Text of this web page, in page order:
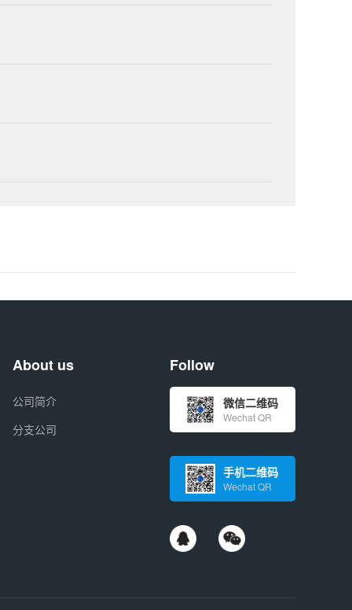
About us
公司简介
分支公司
Follow
微信二维码
Wechat QR
手机二维码
Wechat QR